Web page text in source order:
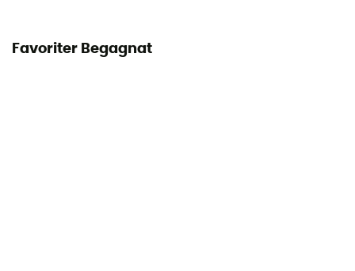
Favoriter Begagnat